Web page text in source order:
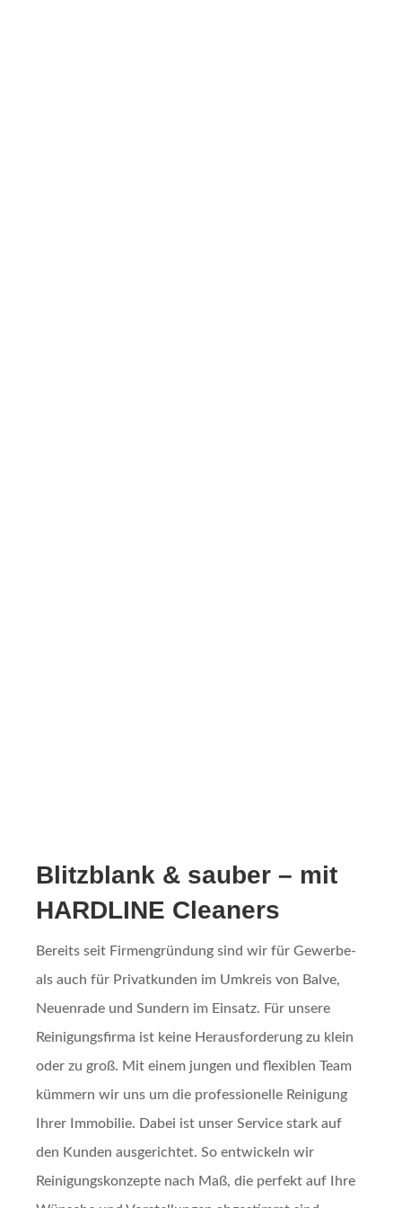
Blitzblank & sauber – mit
HARDLINE Cleaners
Bereits seit Firmengründung sind wir für Gewerbe-
als auch für Privatkunden im Umkreis von Balve,
Neuenrade und Sundern im Einsatz. Für unsere
Reinigungsfirma ist keine Herausforderung zu klein
oder zu groß. Mit einem jungen und flexiblen Team
kümmern wir uns um die professionelle Reinigung
Ihrer Immobilie. Dabei ist unser Service stark auf
den Kunden ausgerichtet. So entwickeln wir
Reinigungskonzepte nach Maß, die perfekt auf Ihre